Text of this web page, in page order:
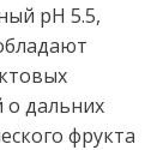
pH 5.5,
о дальних
фрукта